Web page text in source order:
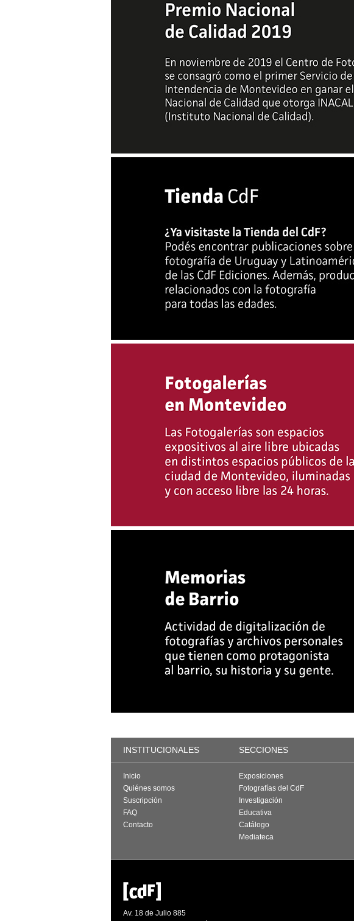
INSTITUCIONALES SECCIONES
Inicio
Quiénes somos
Suscripción
FAQ
Contacto
Exposiciones
Fotografías del CdF
Investigación
Educativa
Catálogo
Mediateca
Av. 18 de Julio 885